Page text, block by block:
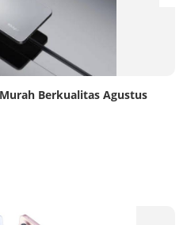
Berkualitas Agustus